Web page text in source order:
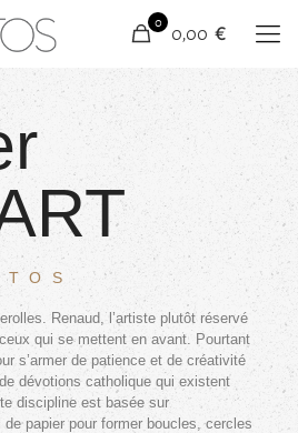
0 0,00 €
Renaud, l’artiste plutôt réservé
qui se mettent en avant. Pourtant
s’armer de patience et de créativité
dévotions catholique qui existent
discipline est basée sur
de papier pour former boucles, cercles